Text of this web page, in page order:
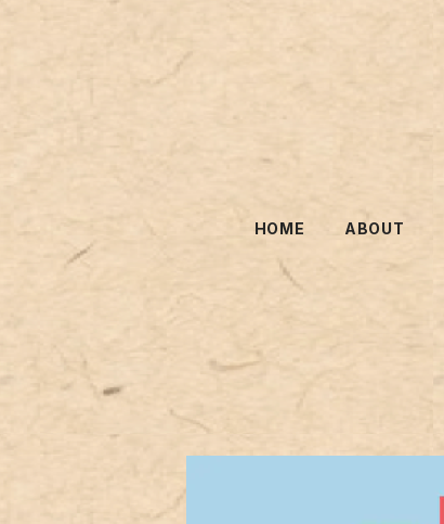
HOME ABOUT